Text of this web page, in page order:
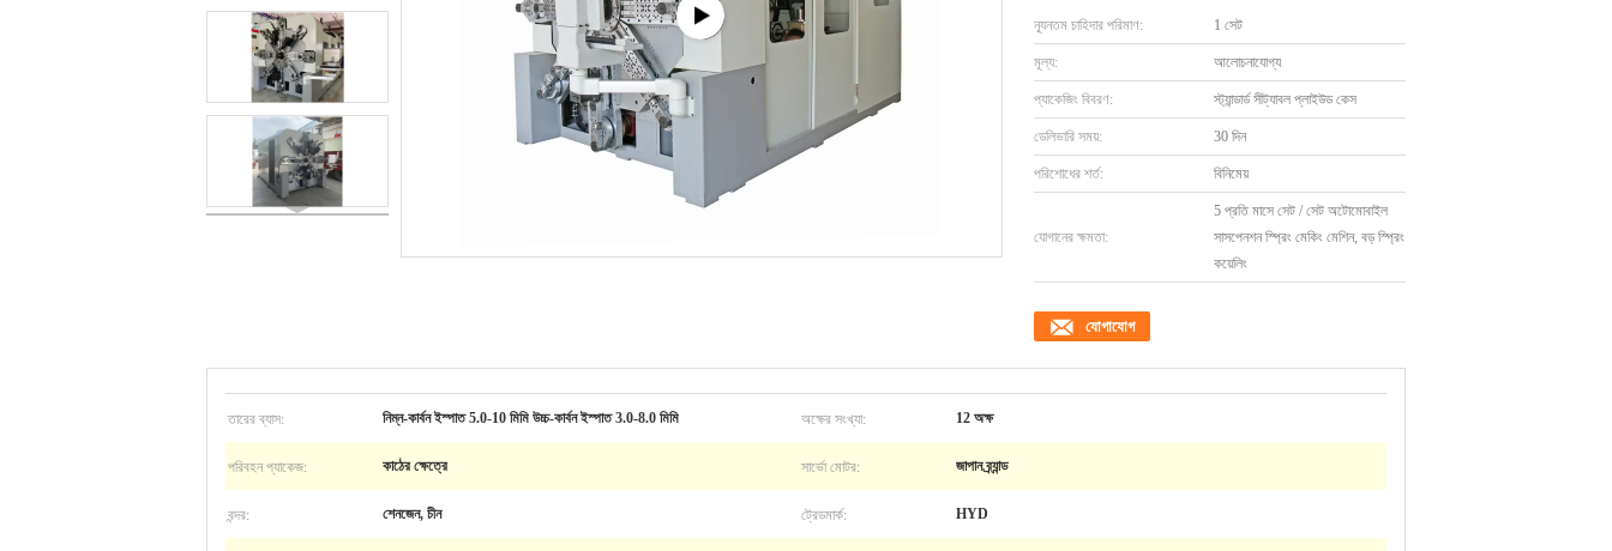
ন্যূনতম চাহিদার পরিমাণ: 1 সেট
মূল্য: আলোচনাযোগ্য
প্যাকেজিং বিবরণ: স্ট্যান্ডার্ড সীট্যাবল প্লাইউড কেস
ডেলিভারি সময়: 30 দিন
পরিশোধের শর্ত: বিনিমেয়
যোগানের ক্ষমতা:
5 প্রতি মাসে সেট / সেট অটোমোবাইল
সাসপেনশন স্প্রিং মেকিং মেশিন, বড় স্প্রিং
কয়েলিং
যোগাযোগ
তারের ব্যাস: নিম্ন-কার্বন ইস্পাত 5.0-10 মিমি উচ্চ-কার্বন ইস্পাত 3.0-8.0 মিমি অক্ষের সংখ্যা: 12 অক্ষ
পরিবহন প্যাকেজ: কাঠের ক্ষেত্রে সার্ভো মোটর: জাপান ব্র্যান্ড
বন্দর: শেনজেন, চীন ট্রেডমার্ক: HYD